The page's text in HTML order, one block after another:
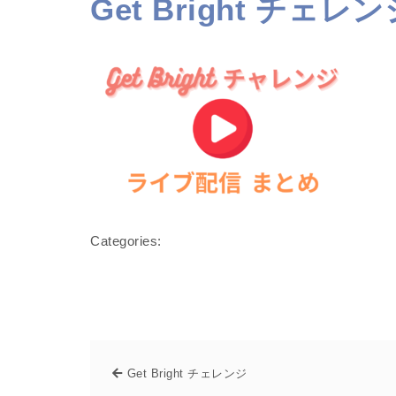
Get Bright チェレン
Categories:
Get Bright チェレンジ